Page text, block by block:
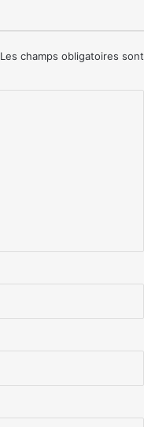
Les champs obligatoires sont